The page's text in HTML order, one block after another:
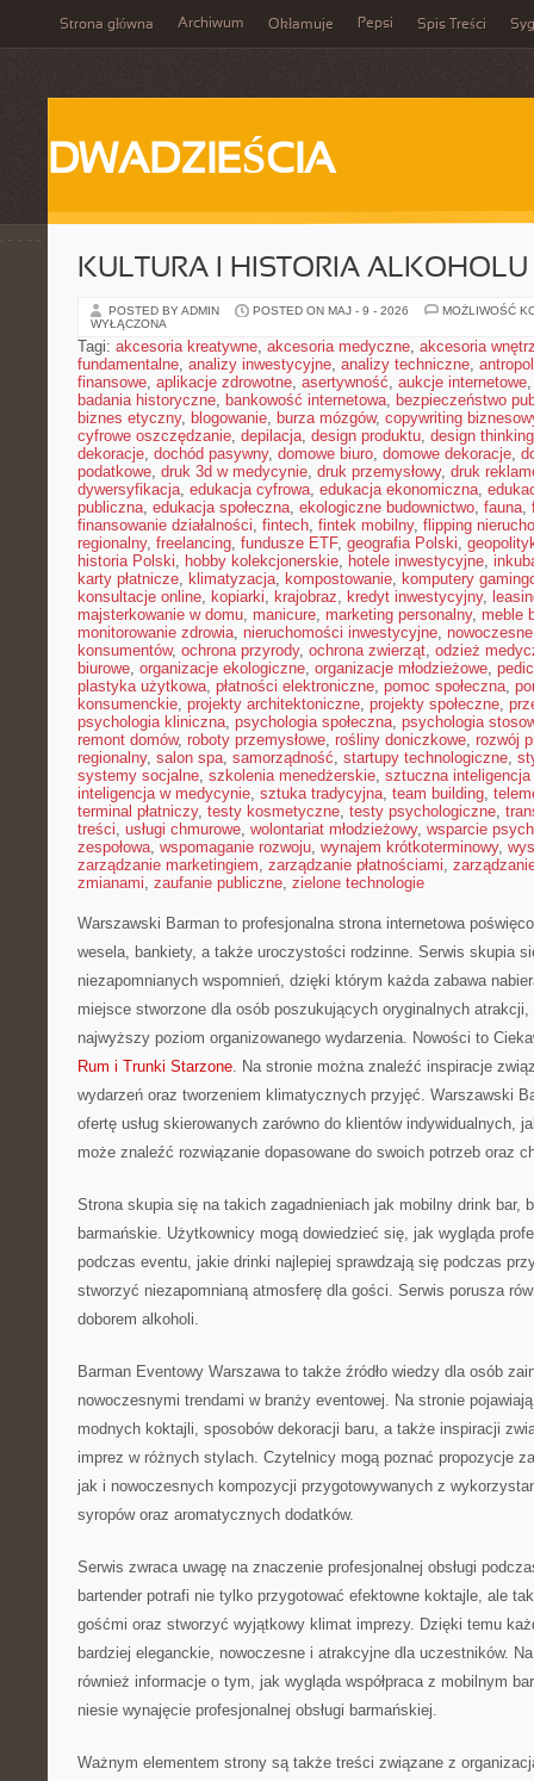
Strona główna Archiwum Okłamuje Pepsi Spis Treści
DWADZIEŚCIA
KULTURA I HISTORIA ALKOHOLU
POSTED BY ADMIN POSTED ON MAJ - 9 - 2026
MOŻLIWOŚĆ
WYŁĄCZONA
Tagi: akcesoria kreatywne, akcesoria medyczne, akcesoria
fundamentalne, analizy inwestycyjne, analizy techniczne,
finansowe, aplikacje zdrowotne, asertywność, aukcje internetowe
badania historyczne, bankowość internetowa, bezpieczeństwo
biznes etyczny, blogowanie, burza mózgów, copywriting
cyfrowe oszczędzanie, depilacja, design produktu, design thinking
dekoracje, dochód pasywny, domowe biuro, domowe dekoracje,
podatkowe, druk 3d w medycynie, druk przemysłowy, druk
dywersyfikacja, edukacja cyfrowa, edukacja ekonomiczna,
publiczna, edukacja społeczna, ekologiczne budownictwo, fauna,
finansowanie działalności, fintech, fintek mobilny, flipping
regionalny, freelancing, fundusze ETF, geografia Polski,
historia Polski, hobby kolekcjonerskie, hotele inwestycyjne,
karty płatnicze, klimatyzacja, kompostowanie, komputery
konsultacje online, kopiarki, krajobraz, kredyt inwestycyjny,
majsterkowanie w domu, manicure, marketing personalny, meble
monitorowanie zdrowia, nieruchomości inwestycyjne,
konsumentów, ochrona przyrody, ochrona zwierząt, odzież
biurowe, organizacje ekologiczne, organizacje młodzieżowe,
plastyka użytkowa, płatności elektroniczne, pomoc społeczna,
konsumenckie, projekty architektoniczne, projekty społeczne,
psychologia kliniczna, psychologia społeczna, psychologia
remont domów, roboty przemysłowe, rośliny doniczkowe, rozwój
regionalny, salon spa, samorządność, startupy technologiczne,
systemy socjalne, szkolenia menedżerskie, sztuczna
inteligencja w medycynie, sztuka tradycyjna, team building,
terminal płatniczy, testy kosmetyczne, testy psychologiczne,
treści, usługi chmurowe, wolontariat młodzieżowy, wsparcie
zespołowa, wspomaganie rozwoju, wynajem krótkoterminowy,
zarządzanie marketingiem, zarządzanie płatnościami,
zmianami, zaufanie publiczne, zielone technologie
Warszawski Barman to profesjonalna strona internetowa
wesela, bankiety, a także uroczystości rodzinne. Serwis skupia
niezapomnianych wspomnień, dzięki którym każda zabawa
miejsce stworzone dla osób poszukujących oryginalnych
najwyższy poziom organizowanego wydarzenia. Nowości to
Rum i Trunki Starzone. Na stronie można znaleźć inspiracje
wydarzeń oraz tworzeniem klimatycznych przyjęć. Warszawski
ofertę usług skierowanych zarówno do klientów indywidualnych,
może znaleźć rozwiązanie dopasowane do swoich potrzeb oraz
Strona skupia się na takich zagadnieniach jak mobilny drink bar,
barmańskie. Użytkownicy mogą dowiedzieć się, jak wygląda
podczas eventu, jakie drinki najlepiej sprawdzają się podczas
stworzyć niezapomnianą atmosferę dla gości. Serwis porusza
doborem alkoholi.
Barman Eventowy Warszawa to także źródło wiedzy dla osób
nowoczesnymi trendami w branży eventowej. Na stronie
modnych koktajli, sposobów dekoracji baru, a także inspiracji
imprez w różnych stylach. Czytelnicy mogą poznać propozycje
jak i nowoczesnych kompozycji przygotowywanych z
syropów oraz aromatycznych dodatków.
Serwis zwraca uwagę na znaczenie profesjonalnej obsługi
bartender potrafi nie tylko przygotować efektowne koktajle, ale
gośćmi oraz stworzyć wyjątkowy klimat imprezy. Dzięki temu
bardziej eleganckie, nowoczesne i atrakcyjne dla uczestników.
również informacje o tym, jak wygląda współpraca z mobilnym
niesie wynajęcie profesjonalnej obsługi barmańskiej.
Ważnym elementem strony są także treści związane z